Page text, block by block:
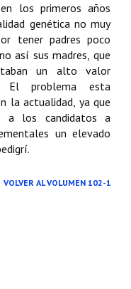
los primeros años
genética no muy
tener padres poco
así sus madres, que
un alto valor
El problema esta
la actualidad, ya que
a los candidatos a
un elevado
VOLVER AL VOLUMEN 102-1